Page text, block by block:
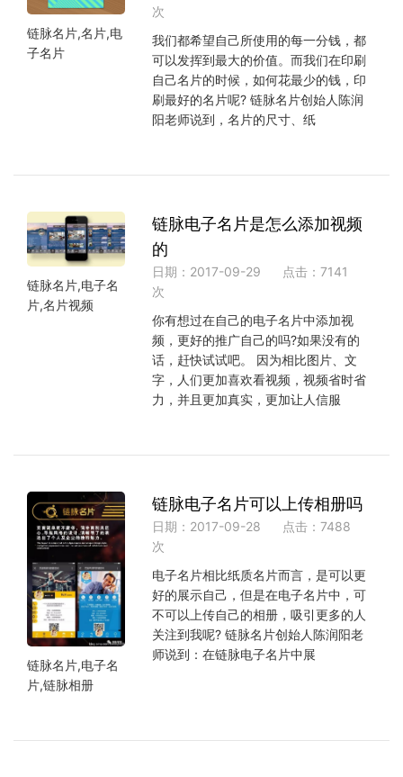
链脉名片,名片,电
子名片
次
我们都希望自己所使用的每一分钱，都
可以发挥到最大的价值。而我们在印刷
自己名片的时候，如何花最少的钱，印
刷最好的名片呢? 链脉名片创始人陈润
阳老师说到，名片的尺寸、纸
链脉名片,电子名
片,名片视频
链脉电子名片是怎么添加视频
的
日期：2017-09-29
点击：7141
次
你有想过在自己的电子名片中添加视
频，更好的推广自己的吗?如果没有的
话，赶快试试吧。 因为相比图片、文
字，人们更加喜欢看视频，视频省时省
力，并且更加真实，更加让人信服
链脉名片,电子名
片,链脉相册
链脉电子名片可以上传相册吗
日期：2017-09-28
点击：7488
次
电子名片相比纸质名片而言，是可以更
好的展示自己，但是在电子名片中，可
不可以上传自己的相册，吸引更多的人
关注到我呢? 链脉名片创始人陈润阳老
师说到：在链脉电子名片中展